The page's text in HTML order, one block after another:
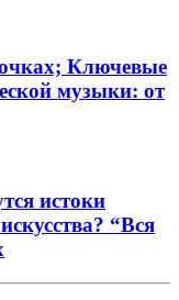
Ключевые
музыки: от
истоки
“Вся